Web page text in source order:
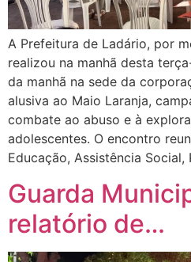
A Prefeitura de Ladário, por
realizou na manhã desta
da manhã na sede da
alusiva ao Maio Laranja,
combate ao abuso e à
adolescentes. O encontro
Educação, Assistência
Guarda
relatório de…